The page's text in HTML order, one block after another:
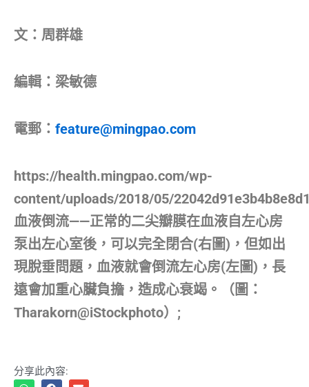
文：周群雄
編輯：梁敏德
電郵： feature@mingpao.com
https://health.mingpao.com/wp-
content/uploads/2018/05/
血液倒流——正常的二尖瓣膜在血液自左心房
泵出左心室後，可以完全閉合(右圖)，但如出
現脫垂問題，血液就會倒流左心房(左圖)，長
遠會加重心臟負擔，造成心衰竭。（圖：
Tharakorn@iStockphoto）;
分享此內容: